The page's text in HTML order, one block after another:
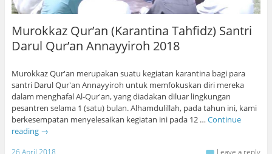
Murokkaz Qur’an (Karantina Tahfidz) Santri
Darul Qur’an Annayyiroh 2018
Murokkaz Qur'an merupakan suatu kegiatan karantina bagi para
santri Darul Qur'an Annayyiroh untuk memfokuskan diri mereka
dalam menghafal Al-Qur'an, yang diadakan diluar lingkungan
pesantren selama 1 (satu) bulan. Alhamdulillah, pada tahun ini, kami
berkesempatan menyelesaikan kegiatan ini pada 12 … Continue
reading →
26 April 2018 Leave a reply